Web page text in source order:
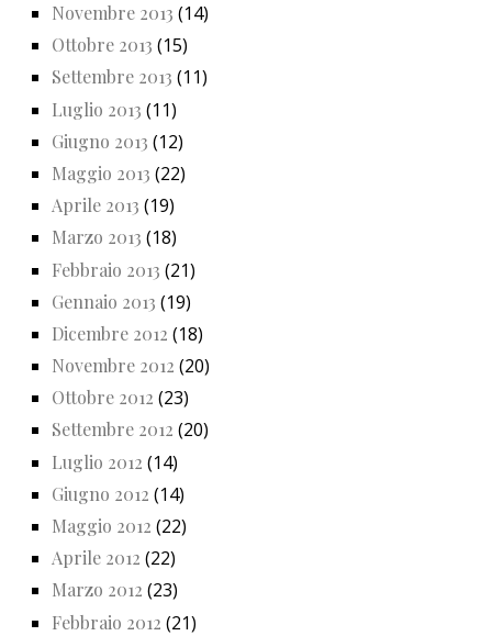
Novembre 2013 (14)
Ottobre 2013 (15)
Settembre 2013 (11)
Luglio 2013 (11)
Giugno 2013 (12)
Maggio 2013 (22)
Aprile 2013 (19)
Marzo 2013 (18)
Febbraio 2013 (21)
Gennaio 2013 (19)
Dicembre 2012 (18)
Novembre 2012 (20)
Ottobre 2012 (23)
Settembre 2012 (20)
Luglio 2012 (14)
Giugno 2012 (14)
Maggio 2012 (22)
Aprile 2012 (22)
Marzo 2012 (23)
Febbraio 2012 (21)